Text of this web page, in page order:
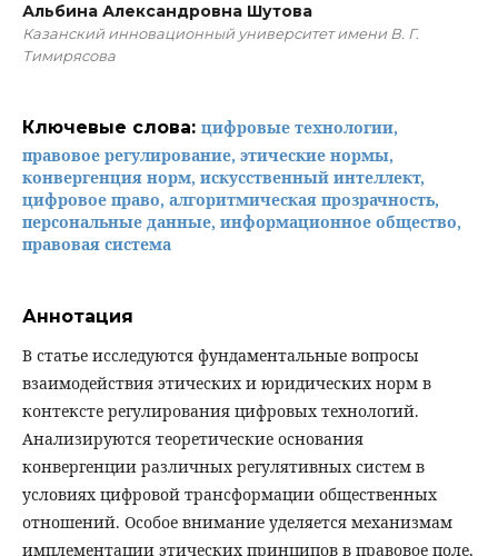
Альбина Александровна Шутова
Казанский инновационный университет имени В. Г.
Тимирясова
Ключевые слова: цифровые технологии,
правовое регулирование, этические нормы,
конвергенция норм, искусственный интеллект,
цифровое право, алгоритмическая прозрачность,
персональные данные, информационное общество,
правовая система
Аннотация
В статье исследуются фундаментальные вопросы
взаимодействия этических и юридических норм в
контексте регулирования цифровых технологий.
Анализируются теоретические основания
конвергенции различных регулятивных систем в
условиях цифровой трансформации общественных
отношений. Особое внимание уделяется механизмам
имплементации этических принципов в правовое поле,